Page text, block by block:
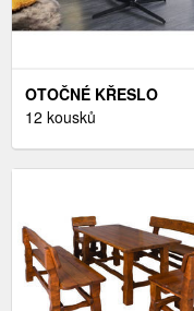
OTOČNÉ KŘESLO
KOKALOS DEKORHOME
12 kousků